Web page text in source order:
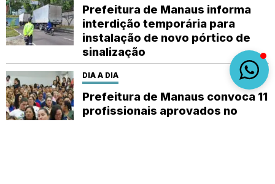
Prefeitura de Manaus informa
interdição temporária para
instalação de novo pórtico de
sinalização
DIA A DIA
Prefeitura de Manaus convoca 11
profissionais aprovados no